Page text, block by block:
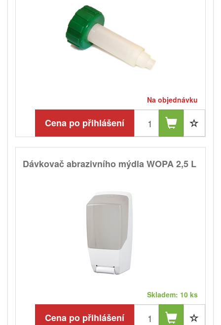
Na objednávku
Cena po přihlášení
Dávkovač abrazivního mýdla WOPA 2,5 L
Skladem: 10 ks
Cena po přihlášení